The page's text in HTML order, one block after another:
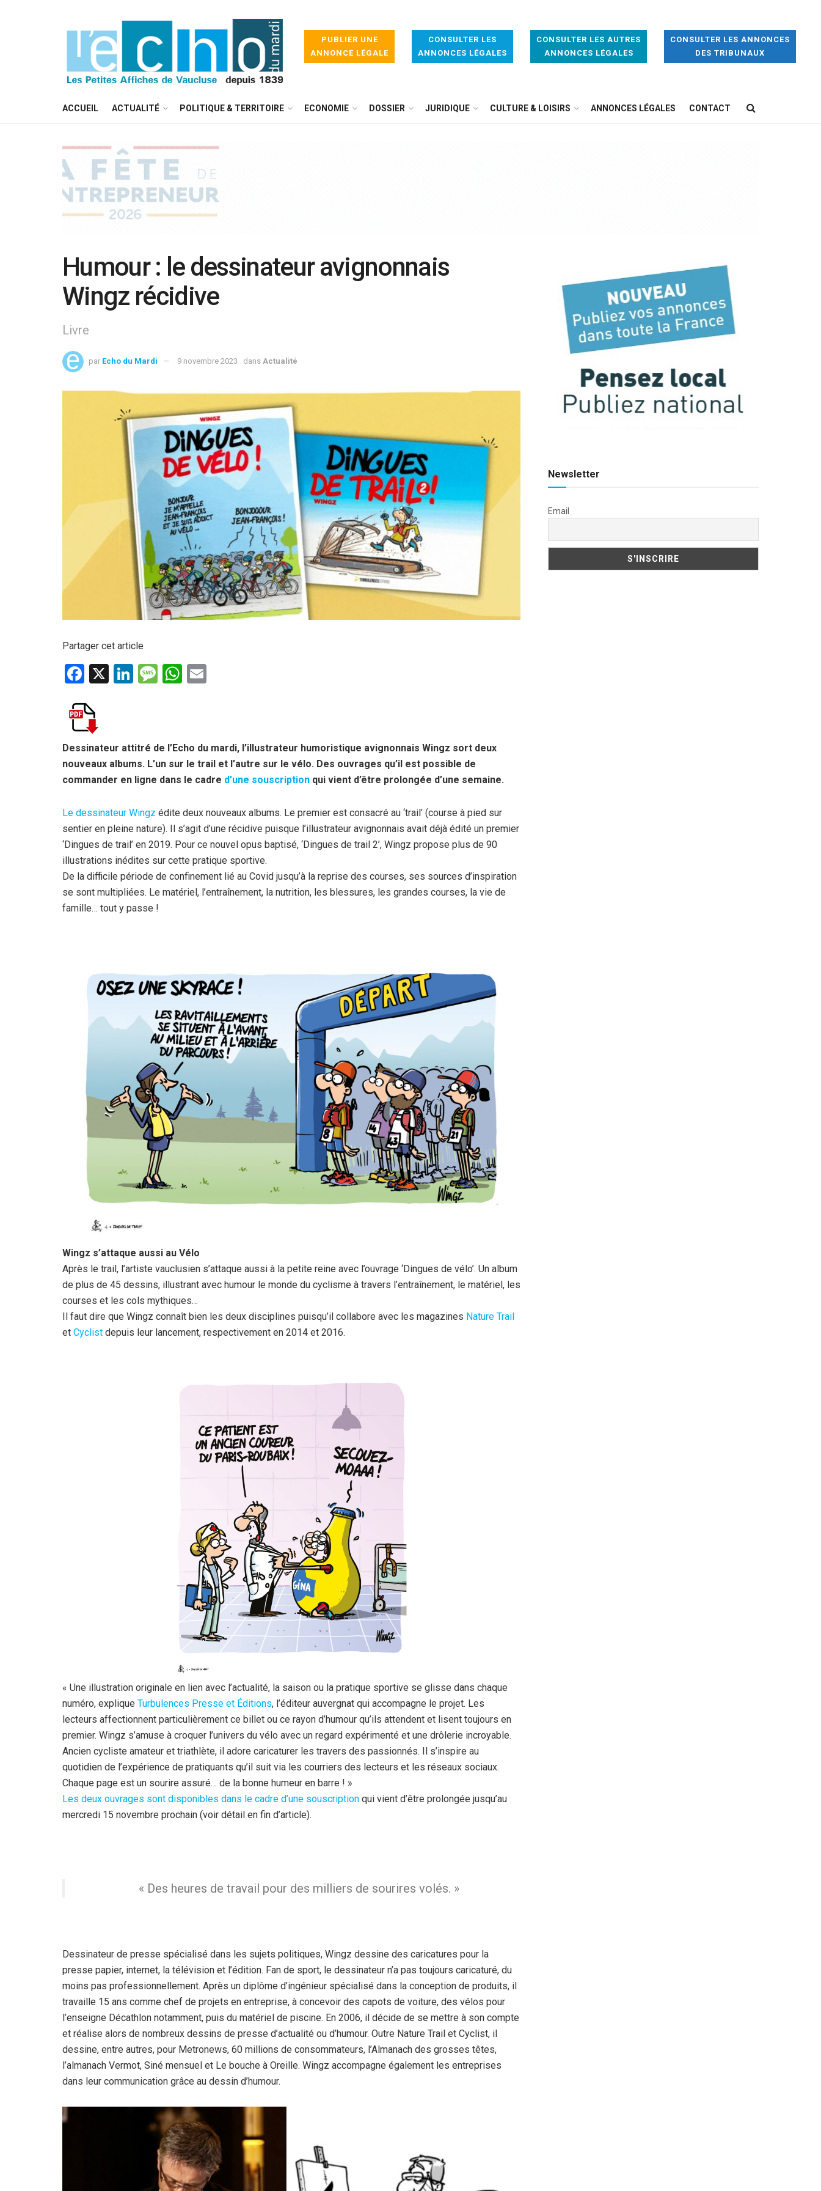
PUBLIER UNE
ANNONCE LÉGALE
CONSULTER LES
ANNONCES LÉGALES
CONSULTER LES AUTRES
ANNONCES LÉGALES
CONSULTER LES ANNONCES
DES TRIBUNAUX
ACCUEIL ACTUALITÉ POLITIQUE & TERRITOIRE ECONOMIE DOSSIER JURIDIQUE CULTURE & LOISIRS ANNONCES LÉGALES CONTACT
Humour : le dessinateur avignonnais
Wingz récidive
Livre
par Echo du Mardi 9 novembre 2023 dans Actualité
Partager cet article
F
ce
b
o
o
k
X
Li
n
M
g
e
W
A
p
p
Dessinateur attitré de l’Echo du mardi, l’illustrateur humoristique avignonnais Wingz sort deux
nouveaux albums. L’un sur le trail et l’autre sur le vélo. Des ouvrages qu’il est possible de
commander en ligne dans le cadre d’une souscription qui vient d’être prolongée d’une semaine.
Le dessinateur Wingz édite deux nouveaux albums. Le premier est consacré au ‘trail’ (course à pied sur
sentier en pleine nature). Il s’agit d’une récidive puisque l’illustrateur avignonnais avait déjà édité un premier
‘Dingues de trail’ en 2019. Pour ce nouvel opus baptisé, ‘Dingues de trail 2’, Wingz propose plus de 90
illustrations inédites sur cette pratique sportive.
De la difficile période de confinement lié au Covid jusqu’à la reprise des courses, ses sources d’inspiration
se sont multipliées. Le matériel, l’entraînement, la nutrition, les blessures, les grandes courses, la vie de
famille… tout y passe !
Wingz s’attaque aussi au Vélo
Après le trail, l’artiste vauclusien s’attaque aussi à la petite reine avec l’ouvrage ‘Dingues de vélo’. Un album
de plus de 45 dessins, illustrant avec humour le monde du cyclisme à travers l’entraînement, le matériel, les
courses et les cols mythiques…
Il faut dire que Wingz connaît bien les deux disciplines puisqu’il collabore avec les magazines Nature Trail
et Cyclist depuis leur lancement, respectivement en 2014 et 2016.
« Une illustration originale en lien avec l’actualité, la saison ou la pratique sportive se glisse dans chaque
numéro, explique Turbulences Presse et Éditions, l’éditeur auvergnat qui accompagne le projet. Les
lecteurs affectionnent particulièrement ce billet ou ce rayon d’humour qu’ils attendent et lisent toujours en
premier. Wingz s’amuse à croquer l’univers du vélo avec un regard expérimenté et une drôlerie incroyable.
Ancien cycliste amateur et triathlète, il adore caricaturer les travers des passionnés. Il s’inspire au
quotidien de l’expérience de pratiquants qu’il suit via les courriers des lecteurs et les réseaux sociaux.
Chaque page est un sourire assuré… de la bonne humeur en barre ! »
Les deux ouvrages sont disponibles dans le cadre d’une souscription qui vient d’être prolongée jusqu’au
mercredi 15 novembre prochain (voir détail en fin d’article).
« Des heures de travail pour des milliers de sourires volés. »
Dessinateur de presse spécialisé dans les sujets politiques, Wingz dessine des caricatures pour la
presse papier, internet, la télévision et l’édition. Fan de sport, le dessinateur n’a pas toujours caricaturé, du
moins pas professionnellement. Après un diplôme d’ingénieur spécialisé dans la conception de produits, il
travaille 15 ans comme chef de projets en entreprise, à concevoir des capots de voiture, des vélos pour
l’enseigne Décathlon notamment, puis du matériel de piscine. En 2006, il décide de se mettre à son compte
et réalise alors de nombreux dessins de presse d’actualité ou d’humour. Outre Nature Trail et Cyclist, il
dessine, entre autres, pour Metronews, 60 millions de consommateurs, l’Almanach des grosses têtes,
l’almanach Vermot, Siné mensuel et Le bouche à Oreille. Wingz accompagne également les entreprises
dans leur communication grâce au dessin d’humour.
Newsletter
Email